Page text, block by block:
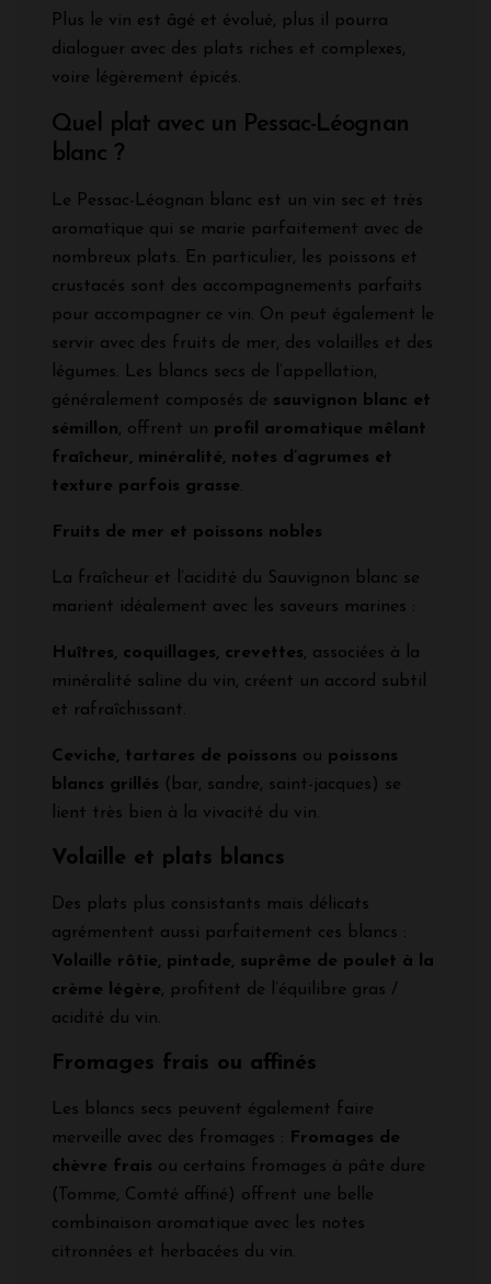
Plus le vin est âgé et évolué, plus il pourra
dialoguer avec des plats riches et complexes,
voire légèrement épicés.
Quel plat avec un Pessac-Léognan
blanc ?
Le Pessac-Léognan blanc est un vin sec et très
aromatique qui se marie parfaitement avec de
nombreux plats. En particulier, les poissons et
crustacés sont des accompagnements parfaits
pour accompagner ce vin. On peut également le
servir avec des fruits de mer, des volailles et des
légumes. Les blancs secs de l’appellation,
généralement composés de sauvignon blanc et
sémillon, offrent un profil aromatique mêlant
fraîcheur, minéralité, notes d’agrumes et
texture parfois grasse.
Fruits de mer et poissons nobles
La fraîcheur et l’acidité du Sauvignon blanc se
marient idéalement avec les saveurs marines :
Huîtres, coquillages, crevettes, associées à la
minéralité saline du vin, créent un accord subtil
et rafraîchissant.
Ceviche, tartares de poissons ou poissons
blancs grillés (bar, sandre, saint-jacques) se
lient très bien à la vivacité du vin.
Volaille et plats blancs
Des plats plus consistants mais délicats
agrémentent aussi parfaitement ces blancs :
Volaille rôtie, pintade, suprême de poulet à la
crème légère, profitent de l’équilibre gras /
acidité du vin.
Fromages frais ou affinés
Les blancs secs peuvent également faire
merveille avec des fromages :
Fromages de
chèvre frais ou certains fromages à pâte dure
(Tomme, Comté affiné) offrent une belle
combinaison aromatique avec les notes
citronnées et herbacées du vin.